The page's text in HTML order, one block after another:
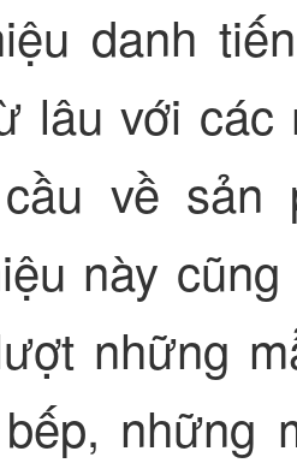
danh
lâu với các
về sản
này
những
những